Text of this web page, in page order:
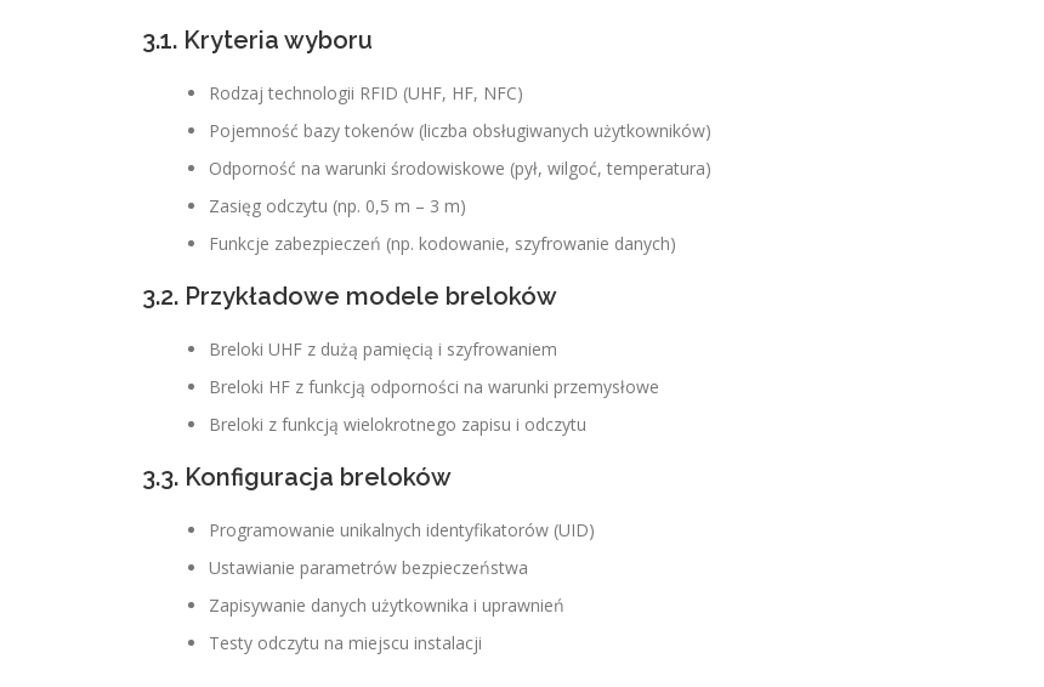
3.1. Kryteria wyboru
Rodzaj technologii RFID (UHF, HF, NFC)
Pojemność bazy tokenów (liczba obsługiwanych użytkowników)
Odporność na warunki środowiskowe (pył, wilgoć, temperatura)
Zasięg odczytu (np. 0,5 m – 3 m)
Funkcje zabezpieczeń (np. kodowanie, szyfrowanie danych)
3.2. Przykładowe modele breloków
Breloki UHF z dużą pamięcią i szyfrowaniem
Breloki HF z funkcją odporności na warunki przemysłowe
Breloki z funkcją wielokrotnego zapisu i odczytu
3.3. Konfiguracja breloków
Programowanie unikalnych identyfikatorów (UID)
Ustawianie parametrów bezpieczeństwa
Zapisywanie danych użytkownika i uprawnień
Testy odczytu na miejscu instalacji